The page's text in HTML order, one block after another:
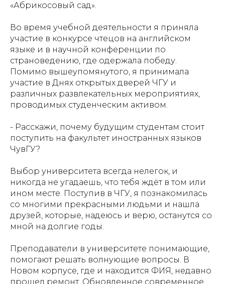
«Абрикосовый сад».
Во время учебной деятельности я приняла
участие в конкурсе чтецов на английском
языке и в научной конференции по
страноведению, где одержала победу.
Помимо вышеупомянутого, я принимала
участие в Днях открытых дверей ЧГУ и
различных развлекательных мероприятиях,
проводимых студенческим активом.
- Расскажи, почему будущим студентам стоит
поступить на факультет иностранных языков
ЧувГУ?
Выбор университета всегда нелегок, и
никогда не угадаешь, что тебя ждёт в том или
ином месте. Поступив в ЧГУ, я познакомилась
со многими прекрасными людьми и нашла
друзей, которые, надеюсь и верю, останутся со
мной на долгие годы.
Преподаватели в университете понимающие,
помогают решать волнующие вопросы. В
Новом корпусе, где и находится ФИЯ, недавно
прошел ремонт. Обновленное современное